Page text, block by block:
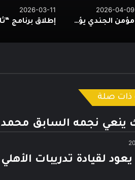
2026-04-09
مؤمن الجندي يؤهل 45 صانع محتوى ومرشدًا سعوديًا لتعزيز الهوية السياحية الرقمية للمملكة
2026-03-11
ذات صلة
ينعي نجمه السابق
لقيادة تدريبات